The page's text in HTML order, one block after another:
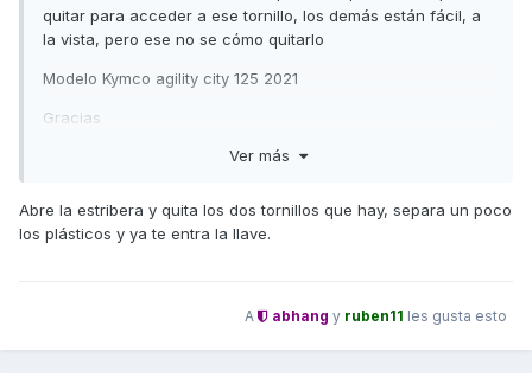
quitar para acceder a ese tornillo, los demás están fácil, a
la vista, pero ese no se cómo quitarlo
Modelo Kymco agility city 125 2021
Gracias
Ver más
Abre la estribera y quita los dos tornillos que hay, separa un poco
los plásticos y ya te entra la llave.
A abhang y ruben11 les gusta esto